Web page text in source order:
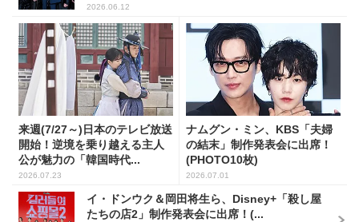
2026.06.12
来週(7/27～)日本のテレビ放送
開始！逆境を乗り越える主人
公が魅力の「韓国時代...
2026.07.23
ナムグン・ミン、KBS「夫婦
の結末」制作発表会に出席！
(PHOTO10枚)
2026.07.01
イ・ドンウク＆岡田将生ら、Disney+「殺し屋
たちの店2」制作発表会に出席！(...